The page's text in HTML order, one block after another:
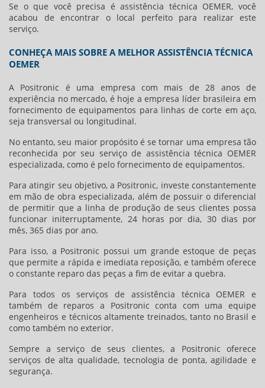
Se o que você precisa éassistência técnica OEMER, você
acabou de encontrar o local perfeito para realizar este
serviço.
CONHEÇA MAIS SOBRE A MELHOR ASSISTÊNCIA TÉCNICA
OEMER
A Positronic é uma empresa com mais de 28 anos de
experiência no mercado, é hoje a empresa líder brasileira em
fornecimento de equipamentos para linhas de corte em aço,
seja transversal ou longitudinal.
No entanto, seu maior propósito é se tornar uma empresa tão
reconhecida por seu serviço de assistência técnica OEMER
especializada, como é pelo fornecimento de equipamentos.
Para atingir seu objetivo, a Positronic, investe constantemente
em mão de obra especializada, além de possuir o diferencial
de permitir que a linha de produção de seus clientes possa
funcionar initerruptamente, 24 horas por dia, 30 dias por
mês, 365 dias por ano.
Para isso, a Positronic possui um grande estoque de peças
que permite a rápida e imediata reposição, e também oferece
o constante reparo das peças a fim de evitar a quebra.
Para todos os serviços de assistência técnica OEMER e
também de reparos a Positronic conta com uma equipe
engenheiros e técnicos altamente treinados, tanto no Brasil e
como também no exterior.
Sempre a serviço de seus clientes, a Positronic oferece
serviços de alta qualidade, tecnologia de ponta, agilidade e
segurança.